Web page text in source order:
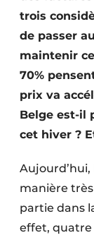
Protection
Rénovation
Sécurité
Software
Travaux
trois
de passer
maintenir
70%
prix va
Belge est-il
cet hiver ?
manière très
partie dans
effet, quatre